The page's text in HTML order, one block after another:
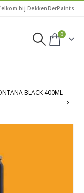
bij DekkenDerPaints
0
BLACK 400ML